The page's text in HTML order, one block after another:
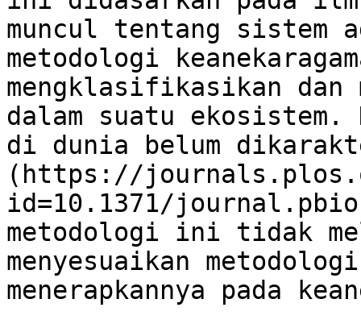
muncul tentang sistem
metodologi
mengklasifikasikan dan
dalam suatu
di dunia belum
(https://
id=10.1371/
metodologi ini tidak
menyesuaikan
menerapkannya pada